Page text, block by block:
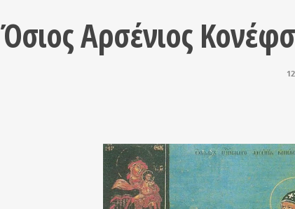
Όσιος Αρσένιος